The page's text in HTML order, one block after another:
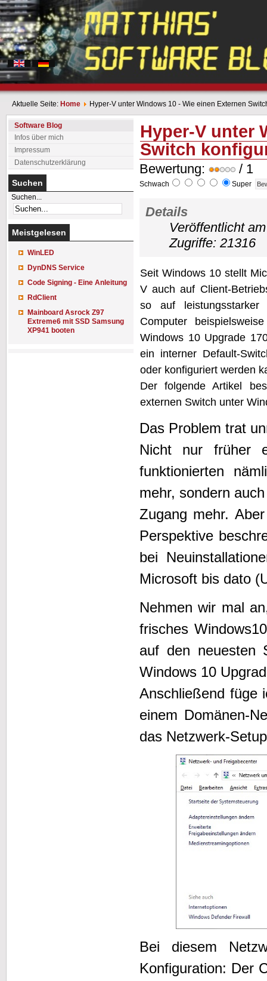
Aktuelle Seite: Home Hyper-V unter Windows 10 - Wie einen Externen
Software Blog
Infos über mich
Impressum
Datenschutzerklärung
Suchen
Suchen...
Meistgelesen
WinLED
DynDNS Service
Code Signing - Eine Anleitung
RdClient
Mainboard Asrock Z97
Extreme6 mit SSD Samsung
XP941 booten
Hyper-V unter
Switch
Bewertung: / 1
Schwach Super
Details
Veröffentlicht
Zugriffe: 21316
Seit Windows 10 stellt
V auch auf Client-
so auf leistungsstarker
Computer
Windows 10 Upgrade
ein interner Default-
oder konfiguriert werden
Der folgende Artikel
externen Switch unter
Das Problem trat
Nicht nur früher
funktionierten
mehr, sondern
Zugang mehr.
Perspektive
bei
Microsoft bis dato
Nehmen wir mal
frisches
auf den neuesten
Windows 10
Anschließend füge
einem Domänen-
das Netzwerk-
Bei diesem
Konfiguration: Der